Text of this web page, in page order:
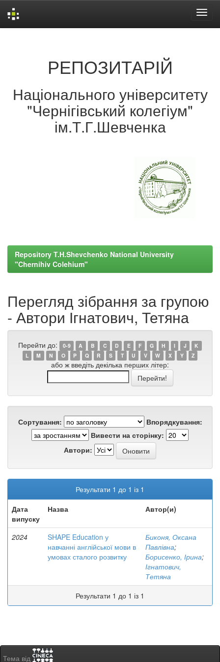
РЕПОЗИТАРІЙ
Національного університету
"Чернігівський колегіум"
ім.Т.Г.Шевченка
Repository T.H.Shevchenko National University
"Chernihiv Colehium"
Перегляд зібрання за групою
- Автори Ігнатович, Тетяна
Перейти до: 0-9 A B C D E F G H I J
K
L
M N O P Q R S T U V W X Y Z
або ж введіть декілька перших літер:
Сортування:
Впорядкування:
Вивести на сторінку:
Автори:
Результати 1 до 1 із 1
Дата
випуску
Назва Автор(и)
2024
SHAPE Education у
навчанні англійської мови в
умовах сталого розвитку
Биконя, Оксана
Павлівна;
Борисенко, Ірина;
Ігнатович,
Тетяна
Результати 1 до 1 із 1
Тема від